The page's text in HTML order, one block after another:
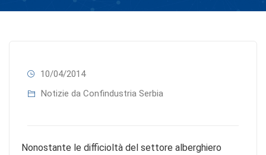
10/04/2014
Notizie da Confindustria Serbia
Nonostante le difficioltà del settore alberghiero